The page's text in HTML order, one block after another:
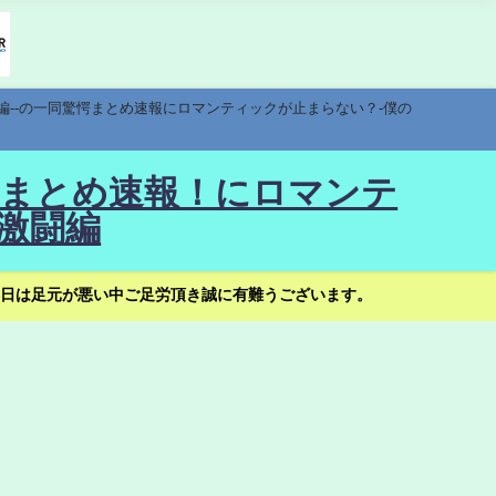
の一同驚愕まとめ速報にロマンティックが止まらない？-僕の
とめ速報！にロマンテ
闘編
足元が悪い中ご足労頂き誠に有難うございます。